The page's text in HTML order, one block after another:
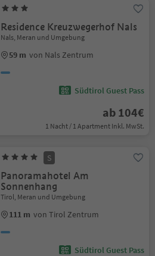
Residence Kreuzwegerhof Nals
Nals, Meran und Umgebung
59 m von Nals Zentrum
Südtirol Guest Pass
ab 104€
1 Nacht / 1 Apartment Inkl. MwSt.
S
Panoramahotel Am
Sonnenhang
Tirol, Meran und Umgebung
111 m von Tirol Zentrum
Südtirol Guest Pass